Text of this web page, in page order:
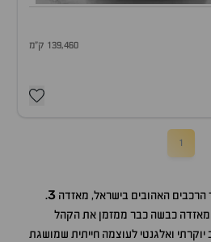
139,460 ק"מ
1
האהובים בישראל, מאזדה 3
.
כבשה כבר ממזמן את הקהל
יוקרתי ואלגנטי לעוצמה חייתית שמושגת